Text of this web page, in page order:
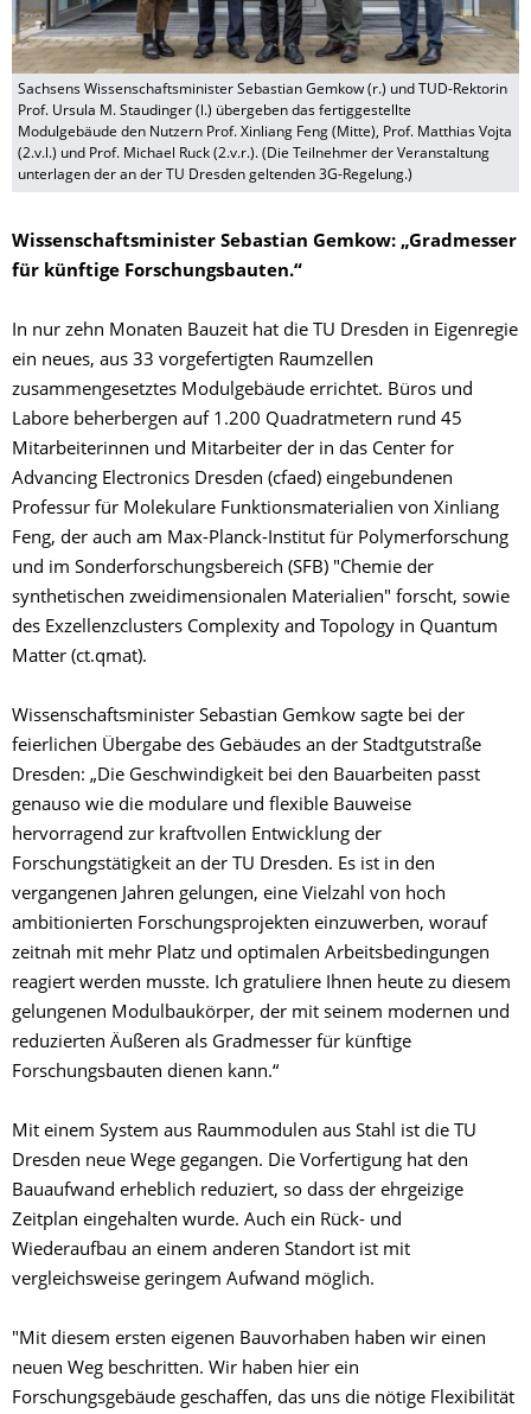
Sachsens Wissenschaftsminister Sebastian Gemkow (r.) und TUD-Rektorin
Prof. Ursula M. Staudinger (l.) übergeben das fertiggestellte
Modulgebäude den Nutzern Prof. Xinliang Feng (Mitte), Prof. Matthias Vojta
(2.v.l.) und Prof. Michael Ruck (2.v.r.). (Die Teilnehmer der Veranstaltung
unterlagen der an der TU Dresden geltenden 3G-Regelung.)
Wissenschaftsminister Sebastian Gemkow: „Gradmesser
für künftige Forschungsbauten.“
In nur zehn Monaten Bauzeit hat die TU Dresden in Eigenregie
ein neues, aus 33 vorgefertigten Raumzellen
zusammengesetztes Modulgebäude errichtet. Büros und
Labore beherbergen auf 1.200 Quadratmetern rund 45
Mitarbeiterinnen und Mitarbeiter der in das Center for
Advancing Electronics Dresden (cfaed) eingebundenen
Professur für Molekulare Funktionsmaterialien von Xinliang
Feng, der auch am Max-Planck-Institut für Polymerforschung
und im Sonderforschungsbereich (SFB) "Chemie der
synthetischen zweidimensionalen Materialien" forscht, sowie
des Exzellenzclusters Complexity and Topology in Quantum
Matter (ct.qmat).
Wissenschaftsminister Sebastian Gemkow sagte bei der
feierlichen Übergabe des Gebäudes an der Stadtgutstraße
Dresden: „Die Geschwindigkeit bei den Bauarbeiten passt
genauso wie die modulare und flexible Bauweise
hervorragend zur kraftvollen Entwicklung der
Forschungstätigkeit an der TU Dresden. Es ist in den
vergangenen Jahren gelungen, eine Vielzahl von hoch
ambitionierten Forschungsprojekten einzuwerben, worauf
zeitnah mit mehr Platz und optimalen Arbeitsbedingungen
reagiert werden musste. Ich gratuliere Ihnen heute zu diesem
gelungenen Modulbaukörper, der mit seinem modernen und
reduzierten Äußeren als Gradmesser für künftige
Forschungsbauten dienen kann.“
Mit einem System aus Raummodulen aus Stahl ist die TU
Dresden neue Wege gegangen. Die Vorfertigung hat den
Bauaufwand erheblich reduziert, so dass der ehrgeizige
Zeitplan eingehalten wurde. Auch ein Rück- und
Wiederaufbau an einem anderen Standort ist mit
vergleichsweise geringem Aufwand möglich.
"Mit diesem ersten eigenen Bauvorhaben haben wir einen
neuen Weg beschritten. Wir haben hier ein
Forschungsgebäude geschaffen, das uns die nötige Flexibilität